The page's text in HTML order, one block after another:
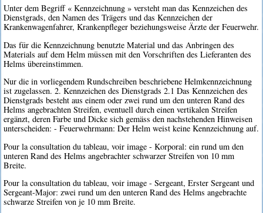
Unter dem Begriff « Kennzeichnung » versteht man das Kennzeichen des
Dienstgrads, den Namen des Trägers und das Kennzeichen der
Krankenwagenfahrer, Krankenpfleger beziehungsweise Ärzte der Feuerwehr.
Das für die Kennzeichnung benutzte Material und das Anbringen des
Materials auf dem Helm müssen mit den Vorschriften des Lieferanten des
Helms übereinstimmen.
Nur die in vorliegendem Rundschreiben beschriebene Helmkennzeichnung
ist zugelassen. 2. Kennzeichen des Dienstgrads 2.1 Das Kennzeichen des
Dienstgrads besteht aus einem oder zwei rund um den unteren Rand des
Helms angebrachten Streifen, eventuell durch einen vertikalen Streifen
ergänzt, deren Farbe und Dicke sich gemäss den nachstehenden Hinweisen
unterscheiden: - Feuerwehrmann: Der Helm weist keine Kennzeichnung auf.
Pour la consultation du tableau, voir image - Korporal: ein rund um den
unteren Rand des Helms angebrachter schwarzer Streifen von 10 mm
Breite.
Pour la consultation du tableau, voir image - Sergeant, Erster Sergeant und
Sergeant-Major: zwei rund um den unteren Rand des Helms angebrachte
schwarze Streifen von je 10 mm Breite.